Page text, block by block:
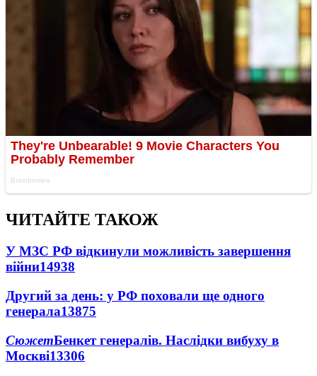
ЧИТАЙТЕ ТАКОЖ
У МЗС РФ відкинули можливість завершення
війни14938
Другий за день: у РФ поховали ще одного
генерала13875
СюжетБенкет генералів. Наслідки вибуху в
Москві13306